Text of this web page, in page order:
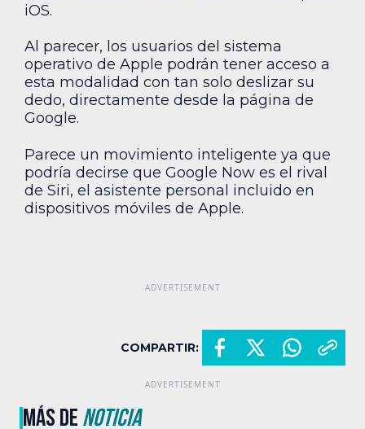
iOS.
Al parecer, los usuarios del sistema
operativo de Apple podrán tener acceso a
esta modalidad con tan solo deslizar su
dedo, directamente desde la página de
Google.
Parece un movimiento inteligente ya que
podría decirse que Google Now es el rival
de Siri, el asistente personal incluido en
dispositivos móviles de Apple.
COMPARTIR:
MÁS DENOTICIA